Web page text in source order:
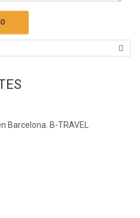
Barcelona. B-TRAVEL